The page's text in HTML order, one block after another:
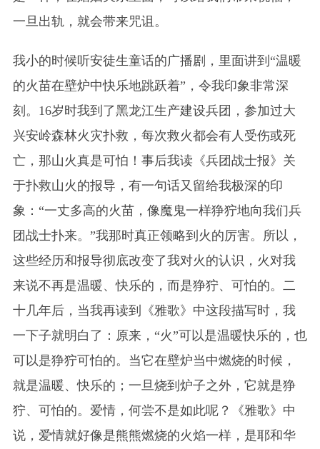
一旦出轨，就会带来咒诅。
我小的时候听安徒生童话的广播剧，里面讲到“温暖
的火苗在壁炉中快乐地跳跃着”，令我印象非常深
刻。16岁时我到了黑龙江生产建设兵团，参加过大
兴安岭森林火灾扑救，每次救火都会有人受伤或死
亡，那山火真是可怕！事后我读《兵团战士报》关
于扑救山火的报导，有一句话又留给我极深的印
象：“一丈多高的火苗，像魔鬼一样狰狞地向我们兵
团战士扑来。”我那时真正领略到火的厉害。所以，
这些经历和报导彻底改变了我对火的认识，火对我
来说不再是温暖、快乐的，而是狰狞、可怕的。二
十几年后，当我再读到《雅歌》中这段描写时，我
一下子就明白了：原来，“火”可以是温暖快乐的，也
可以是狰狞可怕的。当它在壁炉当中燃烧的时候，
就是温暖、快乐的；一旦烧到炉子之外，它就是狰
狞、可怕的。爱情，何尝不是如此呢？《雅歌》中
说，爱情就好像是熊熊燃烧的火焰一样，是耶和华